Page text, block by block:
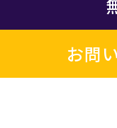
お問